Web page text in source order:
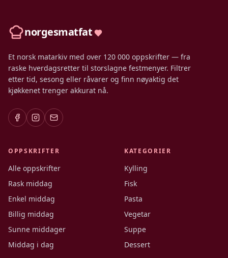
norgesmatfat
Et norsk matarkiv med over 120 000 oppskrifter — fra
raske hverdagsretter til storslagne festmenyer. Filtrer
etter tid, sesong eller råvarer og finn nøyaktig det
kjøkkenet trenger akkurat nå.
OPPSKRIFTER
Alle oppskrifter
Rask middag
Enkel middag
Billig middag
Sunne middager
Middag i dag
KATEGORIER
Kylling
Fisk
Pasta
Vegetar
Suppe
Dessert